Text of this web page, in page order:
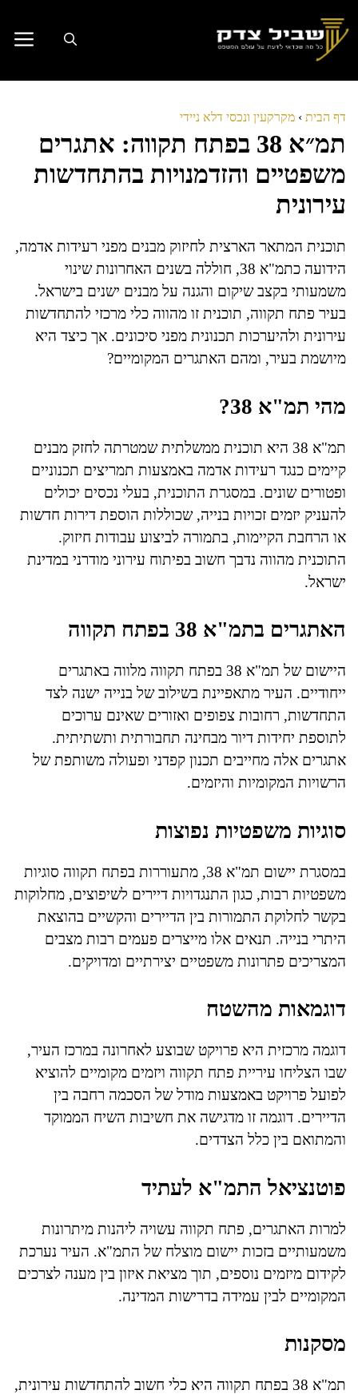
לתוכן
דף הבית › מקרקעין ונכסי דלא ניידי
תמ״א 38 בפתח תקווה: אתגרים
משפטיים והזדמנויות בהתחדשות
עירונית
תוכנית המתאר הארצית לחיזוק מבנים מפני רעידות אדמה,
הידועה כתמ"א 38, חוללה בשנים האחרונות שינוי
משמעותי בקצב שיקום והגנה על מבנים ישנים בישראל.
בעיר פתח תקווה, תוכנית זו מהווה כלי מרכזי להתחדשות
עירונית ולהיערכות תכנונית מפני סיכונים. אך כיצד היא
מיושמת בעיר, ומהם האתגרים המקומיים?
מהי תמ"א 38?
תמ"א 38 היא תוכנית ממשלתית שמטרתה לחזק מבנים
קיימים כנגד רעידות אדמה באמצעות תמריצים תכנוניים
ופטורים שונים. במסגרת התוכנית, בעלי נכסים יכולים
להעניק יזמים זכויות בנייה, שכוללות הוספת דירות חדשות
או הרחבת הקיימות, בתמורה לביצוע עבודות חיזוק.
התוכנית מהווה נדבך חשוב בפיתוח עירוני מודרני במדינת
ישראל.
האתגרים בתמ"א 38 בפתח תקווה
היישום של תמ"א 38 בפתח תקווה מלווה באתגרים
ייחודיים. העיר מתאפיינת בשילוב של בנייה ישנה לצד
התחדשות, רחובות צפופים ואזורים שאינם ערוכים
לתוספת יחידות דיור מבחינה תחבורתית ותשתיתית.
אתגרים אלה מחייבים תכנון קפדני ופעולה משותפת של
הרשויות המקומיות והיזמים.
סוגיות משפטיות נפוצות
במסגרת יישום תמ"א 38, מתעוררות בפתח תקווה סוגיות
משפטיות רבות, כגון התנגדויות דיירים לשיפוצים, מחלוקות
בקשר לחלוקת התמורות בין הדיירים והקשיים בהוצאת
היתרי בנייה. תנאים אלו מייצרים פעמים רבות מצבים
המצריכים פתרונות משפטיים יצירתיים ומדויקים.
דוגמאות מהשטח
דוגמה מרכזית היא פרויקט שבוצע לאחרונה במרכז העיר,
שבו הצליחו עיריית פתח תקווה ויזמים מקומיים להוציא
לפועל פרויקט באמצעות מודל של הסכמה רחבה בין
הדיירים. דוגמה זו מדגישה את חשיבות השיח הממוקד
והמתואם בין כלל הצדדים.
פוטנציאל התמ"א לעתיד
למרות האתגרים, פתח תקווה עשויה ליהנות מיתרונות
משמעותיים בזכות יישום מוצלח של התמ"א. העיר נערכת
לקידום מיזמים נוספים, תוך מציאת איזון בין מענה לצרכים
המקומיים לבין עמידה בדרישות המדינה.
מסקנות
תמ"א 38 בפתח תקווה היא כלי חשוב להתחדשות עירונית,